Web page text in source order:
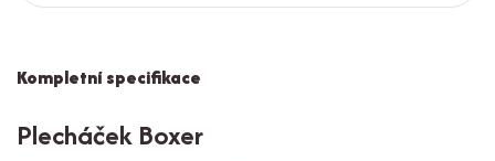
Kompletní specifikace
Plecháček Boxer